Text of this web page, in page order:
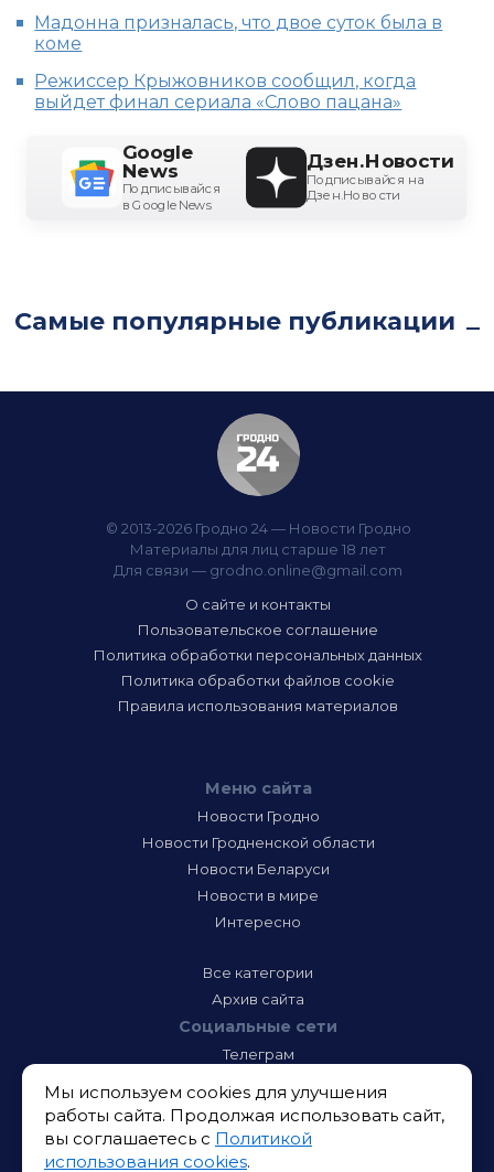
Мадонна призналась, что двое суток была в
коме
Режиссер Крыжовников сообщил, когда
выйдет финал сериала «Слово пацана»
Google
News
Подписывайся
в Google News
Дзен.Новости
Подписывайся на
Дзен.Новости
Самые популярные публикации
© 2013-2026 Гродно 24 — Новости Гродно
Материалы для лиц старше 18 лет
Для связи — grodno.online@gmail.com
О сайте и контакты
Пользовательское соглашение
Политика обработки персональных данных
Политика обработки файлов cookie
Правила использования материалов
Меню сайта
Новости Гродно
Новости Гродненской области
Новости Беларуси
Новости в мире
Интересно
Все категории
Архив сайта
Социальные сети
Телеграм
Инстаграм
Тик-Ток
Одноклассники
ВК
Мы используем cookies для улучшения
работы сайта. Продолжая использовать сайт,
вы соглашаетесь с Политикой
использования cookies.